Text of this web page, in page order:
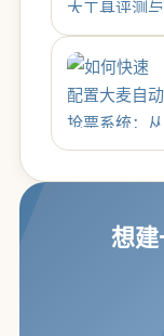
想建